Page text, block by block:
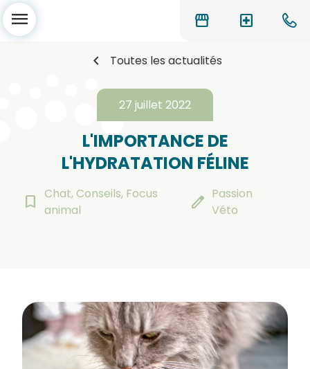
storefront local_hospital
menu
chevron_left Toutes les actualités
27 juillet 2022
L'IMPORTANCE DE
L'HYDRATATION FÉLINE
bookmark_border Chat, Conseils, Focus
animal
edit Passion
Véto